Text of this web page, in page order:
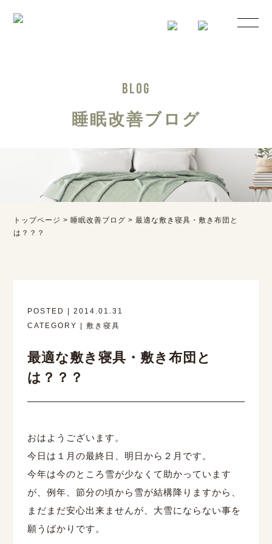
BLOG
睡眠改善ブログ
トップページ > 睡眠改善ブログ >最適な敷き寝具・敷き布団と
は？？？
POSTED | 2014.01.31
CATEGORY | 敷き寝具
最適な敷き寝具・敷き布団と
は？？？
おはようございます。
今日は１月の最終日、明日から２月です。
今年は今のところ雪が少なくて助かっています
が、例年、節分の頃から雪が結構降りますから、
まだまだ安心出来ませんが、大雪にならない事を
願うばかりです。